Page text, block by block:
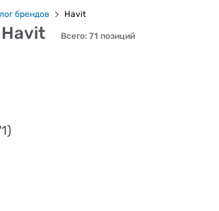
брендов Havit
Havit Всего: 71 позиций